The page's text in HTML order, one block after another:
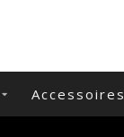
Accessoires